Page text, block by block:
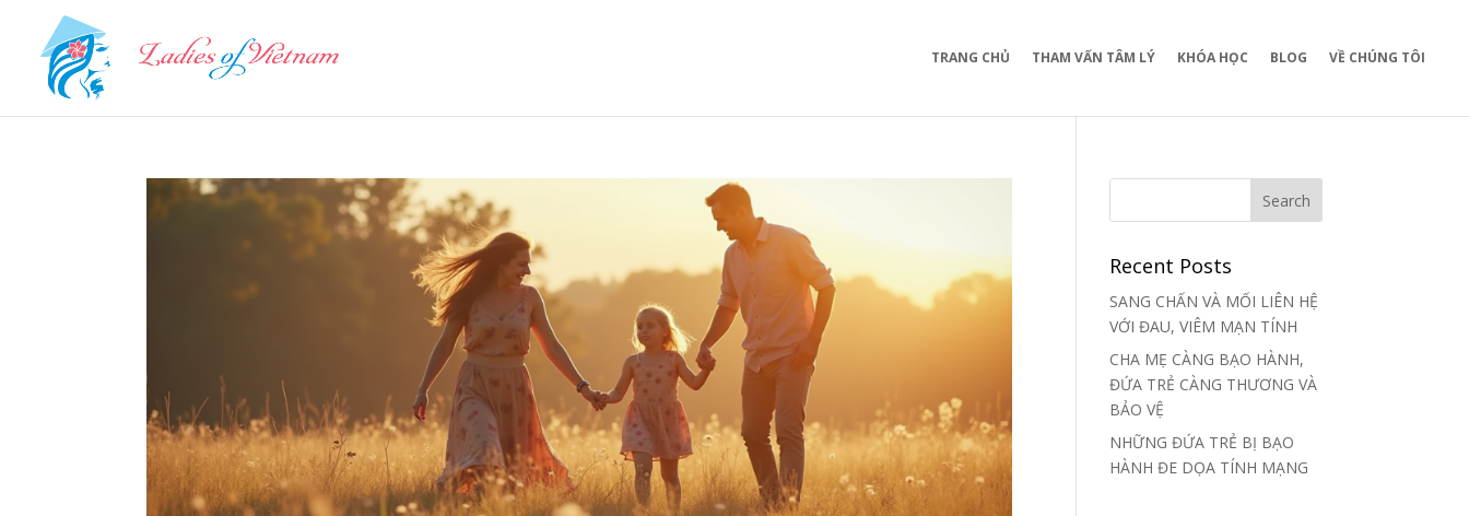
TRANG CHỦ THAM VẤN TÂM LÝ KHÓA HỌC BLOG VỀ CHÚNG TÔI
Recent Posts
SANG CHẤN VÀ MỐI LIÊN HỆ
VỚI ĐAU, VIÊM MẠN TÍNH
CHA MẸ CÀNG BẠO HÀNH,
ĐỨA TRẺ CÀNG THƯƠNG VÀ
BẢO VỆ
NHỮNG ĐỨA TRẺ BỊ BẠO
HÀNH ĐE DỌA TÍNH MẠNG